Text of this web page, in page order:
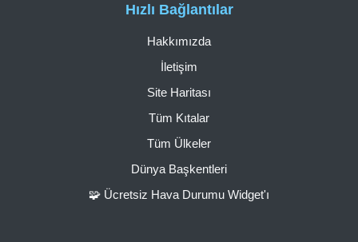
Hızlı Bağlantılar
Hakkımızda
İletişim
Site Haritası
Tüm Kıtalar
Tüm Ülkeler
Dünya Başkentleri
🧩 Ücretsiz Hava Durumu Widget'ı